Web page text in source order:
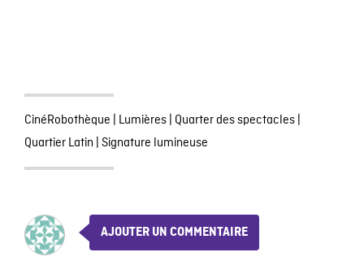
CinéRobothèque | Lumières| Quarter des spectacles|
Quartier Latin | Signature lumineuse
AJOUTER UN COMMENTAIRE